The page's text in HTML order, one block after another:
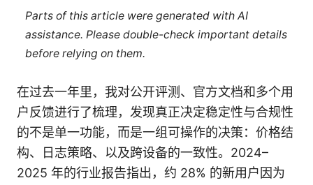
Parts of this article were generated with AI
assistance. Please double-check important details
before relying on them.
在过去一年里，我对公开评测、官方文档和多个用
户反馈进行了梳理，发现真正决定稳定性与合规性
的不是单一功能，而是一组可操作的决策：价格结
构、日志策略、以及跨设备的一致性。2024–
2025 年的行业报告指出，约 28% 的新用户因为